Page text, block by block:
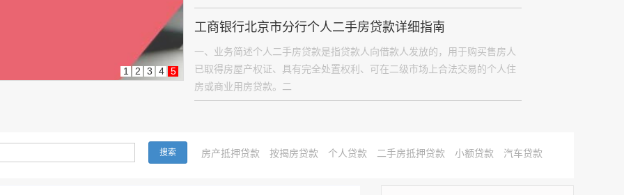
1 2 3 4 5
工商银行北京市分行个人二手房贷款详细指南
一、业务简述个人二手房贷款是指贷款人向借款人发放的，用于购买售房人
已取得房屋产权证、具有完全处置权利、可在二级市场上合法交易的个人住
房或商业用房贷款。二
房产抵押贷款 按揭房贷款 个人贷款 二手房抵押贷款 小额贷款 汽车贷款